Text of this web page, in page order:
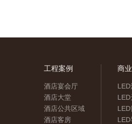
工程案例
酒店宴会厅
酒店大堂
酒店公共区域
酒店客房
商